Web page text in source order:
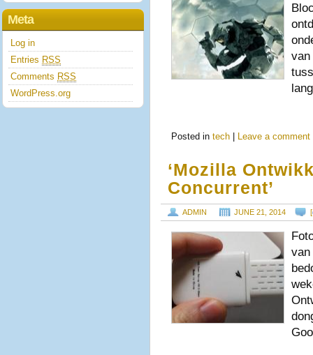
van
Posted in tech Leave a comment
‘Mozilla
Concurrent’
ADMIN JUNE 21, 2014 [
Meta
Log in
Entries RSS
Comments RSS
WordPress.org